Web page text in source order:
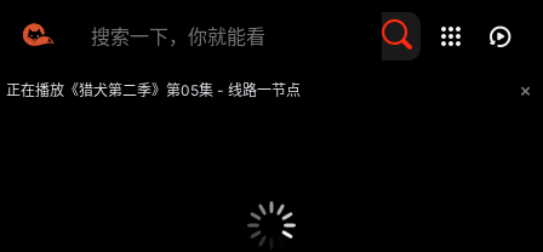
正在播放《猎犬第二季》第05集 - 线路一节点